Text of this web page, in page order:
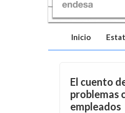
Inicio
El cuento
problemas
empleados